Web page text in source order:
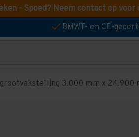
- Spoed? Neem contact op voor
BMWT- en CE-
grootvakstelling 3.000 mm x 24.900